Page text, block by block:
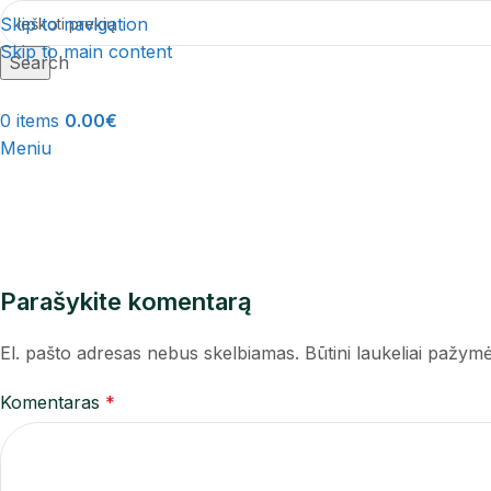
Skip to navigation
Skip to main content
Search
0 items 0.00€
Meniu
Parašykite komentarą
El. pašto adresas nebus skelbiamas. Būtini laukeliai
Komentaras *